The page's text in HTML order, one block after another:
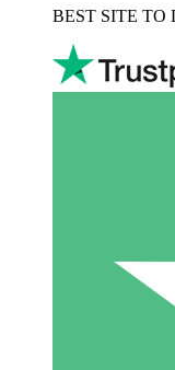
BEST SITE TO